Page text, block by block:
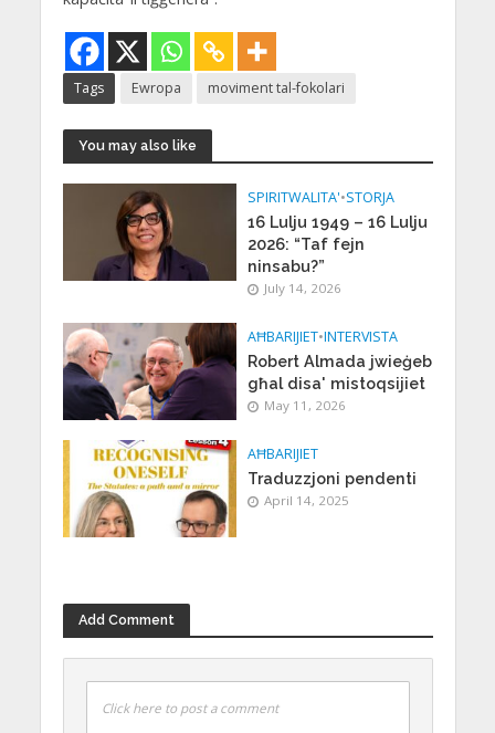
Tags Ewropa moviment tal-fokolari
You may also like
SPIRITWALITA'•STORJA
16 Lulju 1949 – 16 Lulju
2026: “Taf fejn
ninsabu?”
July 14, 2026
AĦBARIJIET•INTERVISTA
Robert Almada jwieġeb
għal disa' mistoqsijiet
May 11, 2026
AĦBARIJIET
Traduzzjoni pendenti
April 14, 2025
Add Comment
Click here to post a comment